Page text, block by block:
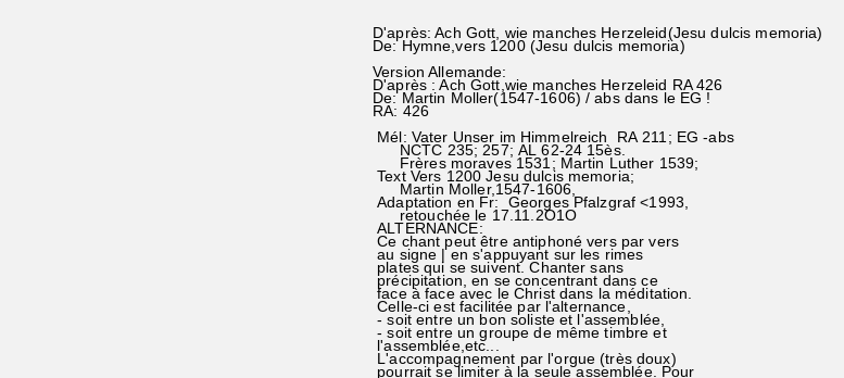
D'après: Ach Gott, wie manches Herzeleid(Jesu dulcis memoria)
De: Hymne,vers 1200 (Jesu dulcis memoria)
Version Allemande:
D'après : Ach Gott,wie manches Herzeleid RA 426
De: Martin Moller(1547-1606) / abs dans le EG !
RA: 426
Mél: Vater Unser im Himmelreich RA 211; EG -abs
NCTC 235; 257; AL 62-24 15ès.
Frères moraves 1531; Martin Luther 1539;
Text Vers 1200 Jesu dulcis memoria;
Martin Moller,1547-1606,
Adaptation en Fr: Georges Pfalzgraf <1993,
retouchée le 17.11.2O1O
ALTERNANCE:
Ce chant peut être antiphoné vers par vers
au signe | en s'appuyant sur les rimes
plates qui se suivent. Chanter sans
précipitation, en se concentrant dans ce
face à face avec le Christ dans la méditation.
Celle-ci est facilitée par l'alternance,
- soit entre un bon soliste et l'assemblée,
- soit entre un groupe de même timbre et
l'assemblée,etc...
L'accompagnement par l'orgue (très doux)
pourrait se limiter à la seule assemblée. Pour